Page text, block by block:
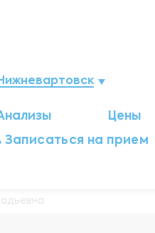
Мегион Цены
Записаться на прием